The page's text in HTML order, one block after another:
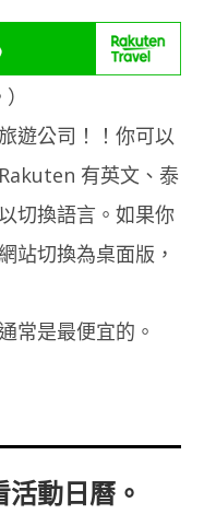
遊公司！！你可以
有英文、泰
切換語言。如果你
站切換為桌面版，
常是最便宜的。
動日曆。